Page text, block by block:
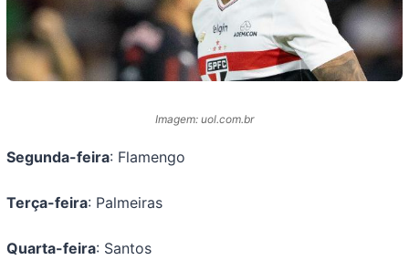
Imagem: uol.com.br
Segunda-feira: Flamengo
Terça-feira: Palmeiras
Quarta-feira: Santos